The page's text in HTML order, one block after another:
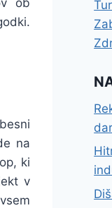
na
ki
v